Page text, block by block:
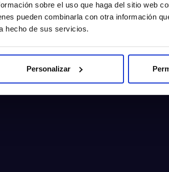
sobre el uso que haga del sitio web
pueden combinarla con otra información
hecho de sus servicios.
Personalizar